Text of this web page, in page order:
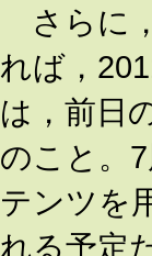
さらに
れば，
は，前日
のこと。
テンツを
れる予定